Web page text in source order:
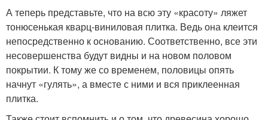
А теперь представьте, что на всю эту «красоту» ляжет
тонюсенькая кварц-виниловая плитка. Ведь она клеится
непосредственно к основанию. Соответственно, все эти
несовершенства будут видны и на новом половом
покрытии. К тому же со временем, половицы опять
начнут «гулять», а вместе с ними и вся приклеенная
плитка.